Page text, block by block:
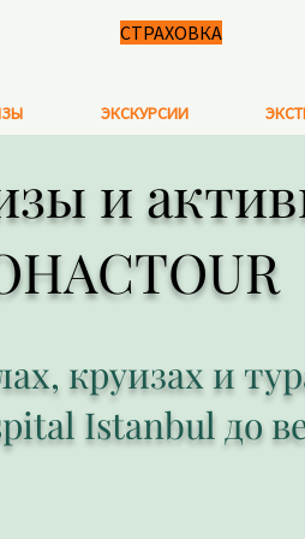
СТРАХОВКА
ЭКСКУРСИИ
и
круизах и
Istanbul до